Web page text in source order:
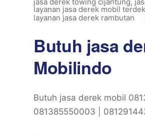
layanan jasa derek mobil
layanan jasa derek rambutan
Butuh jasa
Mobilindo
Butuh jasa derek mobil
081385550003 |